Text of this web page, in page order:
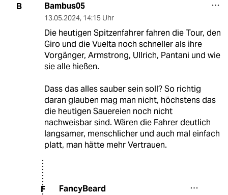
B Bambus05
13.05.2024, 14:15 Uhr
Die heutigen Spitzenfahrer fahren die Tour, den
Giro und die Vuelta noch schneller als ihre
Vorgänger, Armstrong, Ullrich, Pantani und wie
sie alle hießen.
Dass das alles sauber sein soll? So richtig
daran glauben mag man nicht, höchstens das
die heutigen Sauereien noch nicht
nachweisbar sind. Wären die Fahrer deutlich
langsamer, menschlicher und auch mal einfach
platt, man hätte mehr Vertrauen.
F FancyBeard